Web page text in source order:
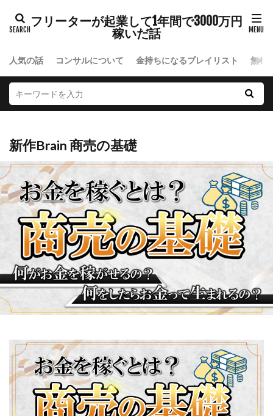
フリーターが起業して1年間で3000万円
稼いだ話
人気の話 コンサルについて 金持ちになるプレイリスト 無料
新作Brain 商売の基礎